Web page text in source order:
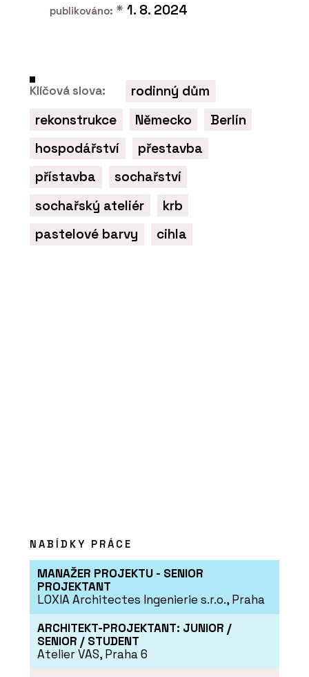
Tvrzený kámen Noble Arctic Night –
PRODUKTY
publikováno: * 1. 8. 2024
Klíčová slova:
rodinný dům
rekonstrukce
Německo
Berlín
hospodářství
přestavba
přístavba
sochařství
sochařský ateliér
krb
pastelové barvy
cihla
NABÍDKY PRÁCE
MANAŽER PROJEKTU - SENIOR
PROJEKTANT
LOXIA Architectes Ingenierie s.r.o., Praha
ARCHITEKT-PROJEKTANT: JUNIOR /
SENIOR / STUDENT
Atelier VAS, Praha 6